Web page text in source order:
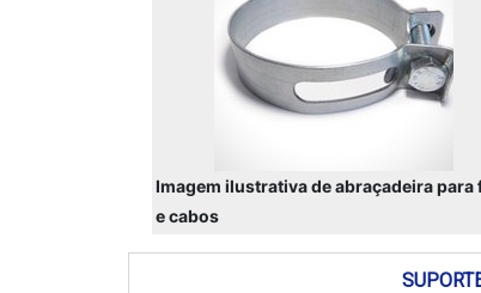
Imagem ilustrativa de abraçadeira para
e cabos